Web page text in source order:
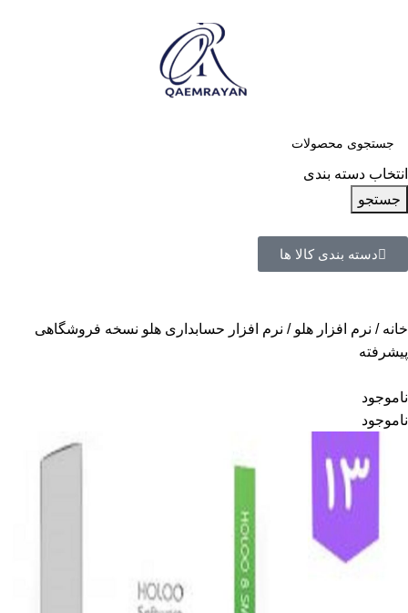
انتخاب دسته بندی
جستجو
دسته بندی کالا ها
خانه نرم افزار هلو نرم افزار حسابداری هلو نسخه فروشگاهی
پیشرفته
ناموجود
ناموجود